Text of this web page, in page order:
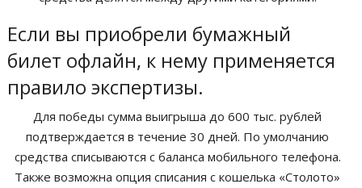
Если вы приобрели бумажный
билет офлайн, к нему применяется
правило экспертизы.
Для победы сумма выигрыша до 600 тыс. рублей
подтверждается в течение 30 дней. По умолчанию
средства списываются с баланса мобильного телефона.
Также возможна опция списания с кошелька «Столото»